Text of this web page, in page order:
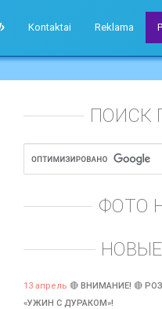
Kontaktai Reklama
ПОИСК
ФОТО
13 апрель 🔴 ВНИМАНИЕ! 🔴
«УЖИН С ДУРАКОМ»!